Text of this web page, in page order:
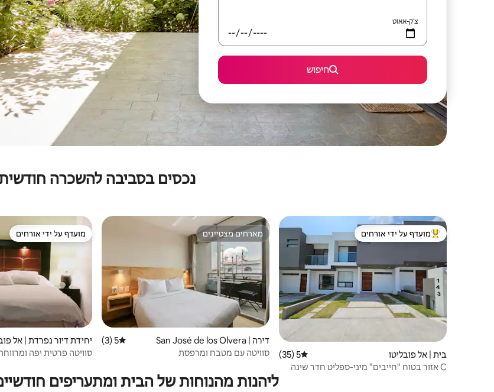
צ'ק-אאוט
חיפוש
נכסים בסביבה להשכרה
מוביל בקרב נכסים מועדפים על ידי אורחים
מועדף על ידי אורחים
בית | אל פובליטו דירוג ממוצע של 5 מתוך 5, 35 ביקורות
5 (35)
C אזור בטוח "חייבים" מיני-ספליט חדר שינה
מארחים מצטיינים
מארחים מצטיינים
דירה | San José de los Olvera דירוג ממוצע של 5 מתוך 5, 3 ביקורות
5 (3)
סוויטה עם מטבח ומרפסת
מועדף על ידי אורחים
מועדף על ידי אורחים
יחידת דיור נפרדת | אל
סוויטה פרטית יפה
ליהנות מהנוחות של הבית ומתעריפים